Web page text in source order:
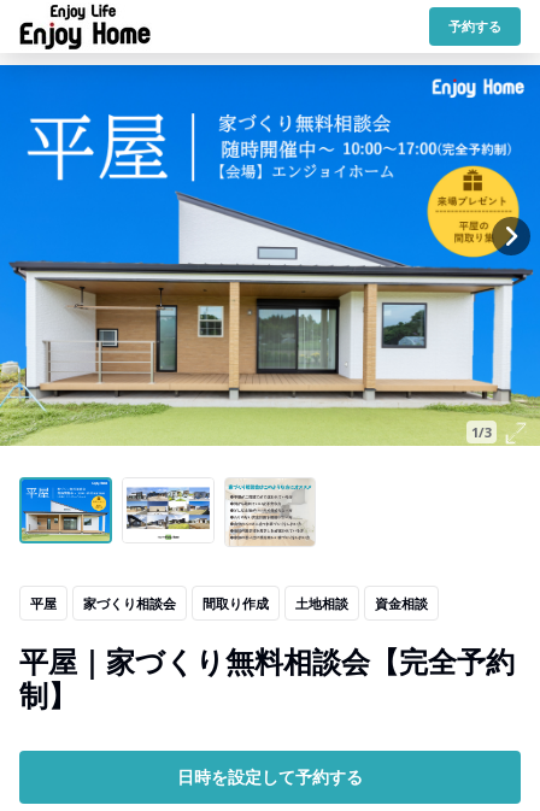
予約する
1/3
平屋 家づくり相談会 間取り作成 土地相談 資金相談
平屋｜家づくり無料相談会【完全予約
制】
日時を設定して予約する